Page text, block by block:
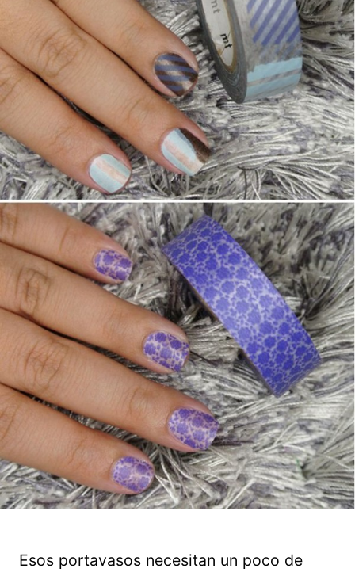
Esos portavasos necesitan un poco de